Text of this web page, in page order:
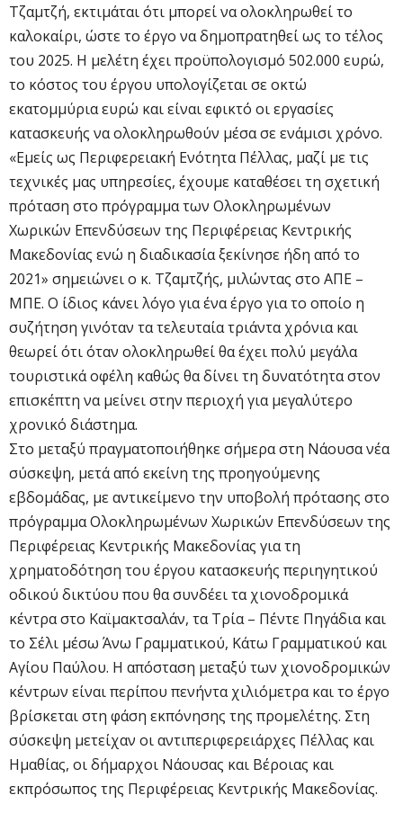
Τζαμτζή, εκτιμάται ότι μπορεί να ολοκληρωθεί το
καλοκαίρι, ώστε το έργο να δημοπρατηθεί ως το τέλος
του 2025. Η μελέτη έχει προϋπολογισμό 502.000 ευρώ,
το κόστος του έργου υπολογίζεται σε οκτώ
εκατομμύρια ευρώ και είναι εφικτό οι εργασίες
κατασκευής να ολοκληρωθούν μέσα σε ενάμισι χρόνο.
«Εμείς ως Περιφερειακή Ενότητα Πέλλας, μαζί με τις
τεχνικές μας υπηρεσίες, έχουμε καταθέσει τη σχετική
πρόταση στο πρόγραμμα των Ολοκληρωμένων
Χωρικών Επενδύσεων της Περιφέρειας Κεντρικής
Μακεδονίας ενώ η διαδικασία ξεκίνησε ήδη από το
2021» σημειώνει ο κ. Τζαμτζής, μιλώντας στο ΑΠΕ –
ΜΠΕ. Ο ίδιος κάνει λόγο για ένα έργο για το οποίο η
συζήτηση γινόταν τα τελευταία τριάντα χρόνια και
θεωρεί ότι όταν ολοκληρωθεί θα έχει πολύ μεγάλα
τουριστικά οφέλη καθώς θα δίνει τη δυνατότητα στον
επισκέπτη να μείνει στην περιοχή για μεγαλύτερο
χρονικό διάστημα.
Στο μεταξύ πραγματοποιήθηκε σήμερα στη Νάουσα νέα
σύσκεψη, μετά από εκείνη της προηγούμενης
εβδομάδας, με αντικείμενο την υποβολή πρότασης στο
πρόγραμμα Ολοκληρωμένων Χωρικών Επενδύσεων της
Περιφέρειας Κεντρικής Μακεδονίας για τη
χρηματοδότηση του έργου κατασκευής περιηγητικού
οδικού δικτύου που θα συνδέει τα χιονοδρομικά
κέντρα στο Καϊμακτσαλάν, τα Τρία – Πέντε Πηγάδια και
το Σέλι μέσω Άνω Γραμματικού, Κάτω Γραμματικού και
Αγίου Παύλου. Η απόσταση μεταξύ των χιονοδρομικών
κέντρων είναι περίπου πενήντα χιλιόμετρα και το έργο
βρίσκεται στη φάση εκπόνησης της προμελέτης. Στη
σύσκεψη μετείχαν οι αντιπεριφερειάρχες Πέλλας και
Ημαθίας, οι δήμαρχοι Νάουσας και Βέροιας και
εκπρόσωπος της Περιφέρειας Κεντρικής Μακεδονίας.